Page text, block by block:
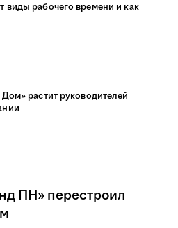
виды рабочего времени и как
растит руководителей
ПН» перестроил